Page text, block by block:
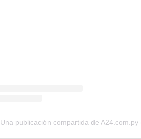
Una publicación compartida de A24.com.py